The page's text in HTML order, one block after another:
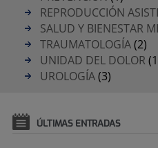
REPRODUCCIÓN
SALUD Y BIENESTAR
TRAUMATOLOGÍA(2)
UNIDAD DEL DOLOR
UROLOGÍA(3)
ÚLTIMAS ENTRADAS